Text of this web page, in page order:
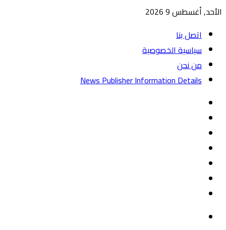
الأحد, أغسطس 9 2026
اتصل بنا
سياسية الخصوصية
من نحن
News Publisher Information Details